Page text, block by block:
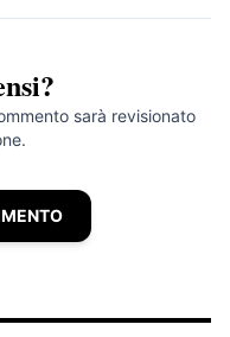
sarà revisionato